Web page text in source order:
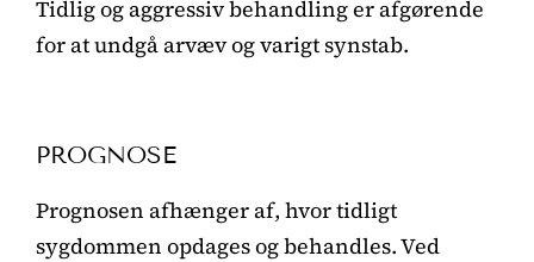
Tidlig og aggressiv behandling er afgørende
for at undgå arvæv og varigt synstab.
PROGNOSE
Prognosen afhænger af, hvor tidligt
sygdommen opdages og behandles. Ved